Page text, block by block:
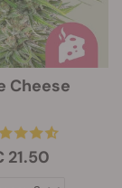
Cheese
21.50